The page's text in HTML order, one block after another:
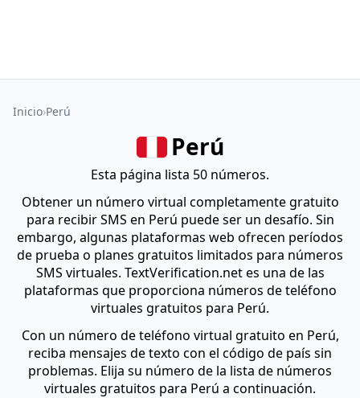
Inicio Perú
Perú
Esta página lista 50 números.
Obtener un número virtual completamente gratuito
para recibir SMS en Perú puede ser un desafío. Sin
embargo, algunas plataformas web ofrecen períodos
de prueba o planes gratuitos limitados para números
SMS virtuales. TextVerification.net es una de las
plataformas que proporciona números de teléfono
virtuales gratuitos para Perú.
Con un número de teléfono virtual gratuito en Perú,
reciba mensajes de texto con el código de país sin
problemas. Elija su número de la lista de números
virtuales gratuitos para Perú a continuación.